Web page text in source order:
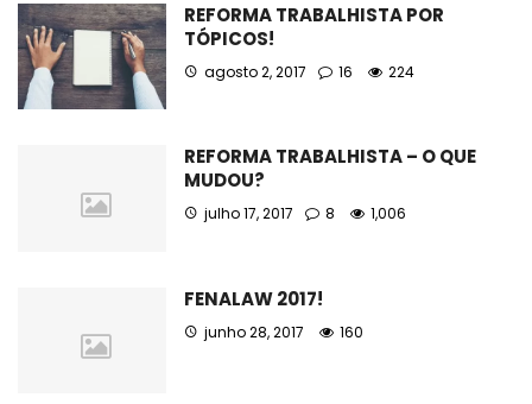
REFORMA TRABALHISTA POR
TÓPICOS!
agosto 2, 2017 16 224
REFORMA TRABALHISTA – O QUE
MUDOU?
julho 17, 2017 8 1,006
FENALAW 2017!
junho 28, 2017 160